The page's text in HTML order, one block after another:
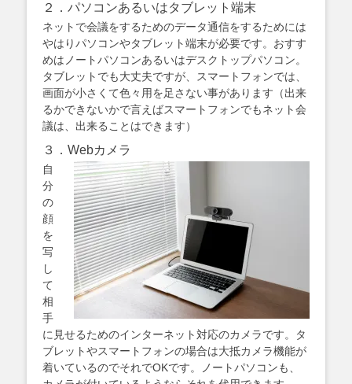
２．パソコンあるいはタブレット端末
ネットで会議をするためのデータ通信をするためには
やはりパソコンやタブレット端末が必要です。おすす
めはノートパソコンあるいはデスクトップパソコン。
タブレットでも大丈夫ですが、スマートフォンでは、
画面が小さくて色々用を足さない事があります（出来
るかできないかで言えばスマートフォンでもネット会
議は、出来ることはできます）
３．Webカメラ
自
分
の
顔
を
写
し
て
相
手
に見せるためのインターネット対応のカメラです。タ
ブレットやスマートフォンの場合は大抵カメラ機能が
着いているのでそれでOKです。ノートパソコンも、